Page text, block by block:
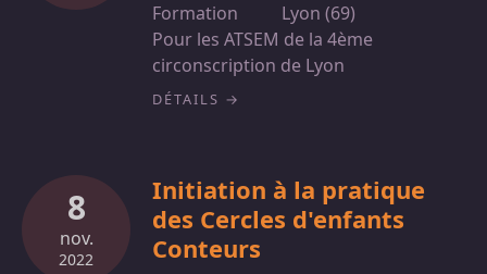
Formation
Lyon (69)
Pour les ATSEM de la 4ème
circonscription de Lyon
DÉTAILS
8
nov.
2022
Initiation à la pratique
des Cercles d'enfants
Conteurs